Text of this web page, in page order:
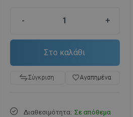
- +
Στο καλάθι
Σύγκριση favorite_borderΑγαπημένα
Διαθεσιμότητα: Σε απόθεμα